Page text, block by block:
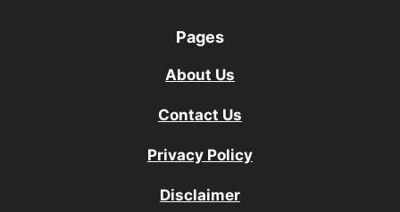
Pages
About Us
Contact Us
Privacy Policy
Disclaimer